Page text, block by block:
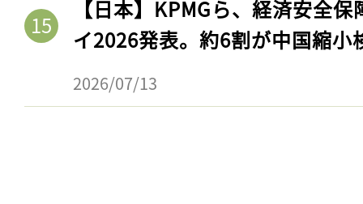
【日本】KPMGら、経済安全
イ2026発表。約6割が中国縮小
2026/07/13